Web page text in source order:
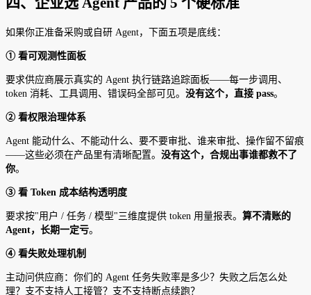
如果你正准备采购或自研 Agent，下面五项是底线：
① 看可观测性面板
要求供应商展示真实的 Agent 执行链路追踪面板——每一步调用、
token 消耗、工具调用、错误码全部可见。 没有这个，直接 pass。
② 看权限治理体系
Agent 能动什么、不能动什么、要不要审批、谁来审批、操作留不留痕
——这些必须在产品里有清晰配置。 没有这个，合规出事谁都救不了
你。
③ 看 Token 成本结构透明度
要求按"用户 / 任务 / 模型"三维度提供 token 用量报表。 算不清账的
Agent，长期一定亏。
④ 看失败处理机制
主动问供应商：你们的 Agent 任务失败率是多少？失败之后怎么处
理？支不支持人工接管？支不支持断点续跑？